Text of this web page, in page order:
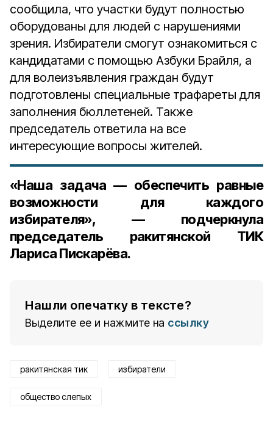
сообщила, что участки будут полностью
оборудованы для людей с нарушениями
зрения. Избиратели смогут ознакомиться с
кандидатами с помощью Азбуки Брайля, а
для волеизъявления граждан будут
подготовлены специальные трафареты для
заполнения бюллетеней. Также
председатель ответила на все
интересующие вопросы жителей.
«Наша задача — обеспечить равные
возможности для каждого
избирателя», — подчеркнула
председатель ракитянской ТИК
Лариса Пискарёва.
Нашли опечатку в тексте?
Выделите ее и нажмите на ссылку
ракитянская тик избиратели
общество слепых